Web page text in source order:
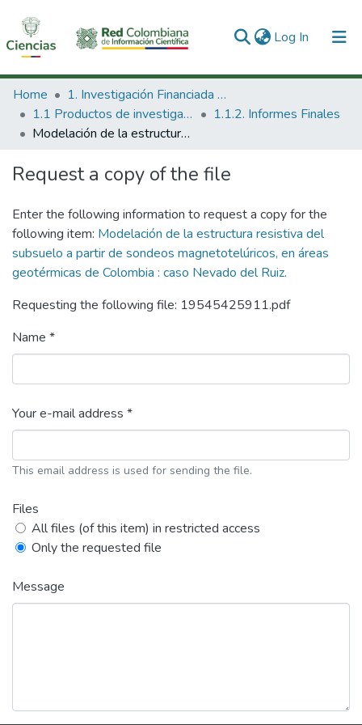
Log In (current)
Communities & Collections
All of DSpace
Home
1. Investigación Financiada con Recursos Públicos
1.1 Productos de investigación
1.1.2. Informes Finales
Modelación de la estructura resistiva del subsuelo a partir de sondeos magnetotelúricos, en áreas geotérmicas de Colombia : caso Nevado del Ruiz.
Request a copy of the file
Enter the following information to request a copy for the
following item: Modelación de la estructura resistiva del
subsuelo a partir de sondeos magnetotelúricos, en áreas
geotérmicas de Colombia : caso Nevado del Ruiz.
Requesting the following file: 19545425911.pdf
Name *
Your e-mail address *
This email address is used for sending the file.
Files
All files (of this item) in restricted access
Only the requested file
Message